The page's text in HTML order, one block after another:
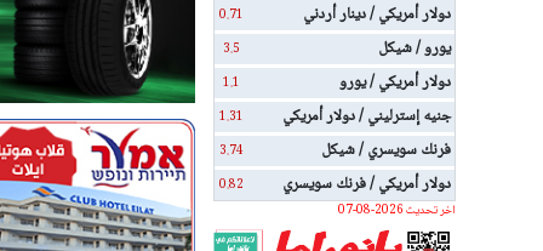
دولار أمريكي / دينار أردني 0.71
يورو / شيكل 3.5
دولار أمريكي / يورو 1.1
جنيه إسترليني / دولار أمريكي 1.31
فرنك سويسري / شيكل 3.74
دولار أمريكي / فرنك سويسري
0.82
اخر تحديث 2026-08-07